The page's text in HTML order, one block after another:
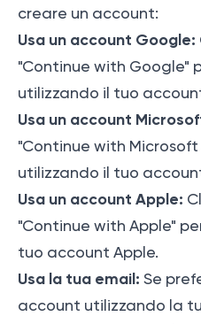
creare un account:
Usa un account Google:
"Continue with Google"
utilizzando il tuo
Usa un account
"Continue with
utilizzando il tuo
Usa un account Apple:
"Continue with Apple"
tuo account Apple.
Usa la tua email: Se
account utilizzando la